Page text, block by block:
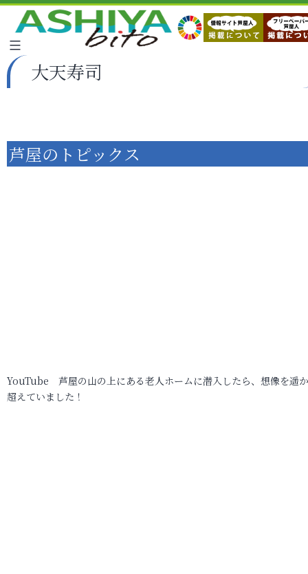
大天寿司
芦屋のトピックス
YouTube 芦屋の山の上にある老人ホームに潜入したら、想像を遥
超えていました！